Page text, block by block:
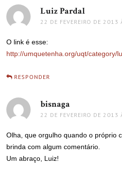
Luiz Pardal
22 DE FEVEREIRO DE 2013
O link é esse:
http://umquetenha.org/uqt/category/
RESPONDER
bisnaga
22 DE FEVEREIRO DE 2013
Olha, que orgulho quando o próprio
brinda com algum comentário.
Um abraço, Luiz!